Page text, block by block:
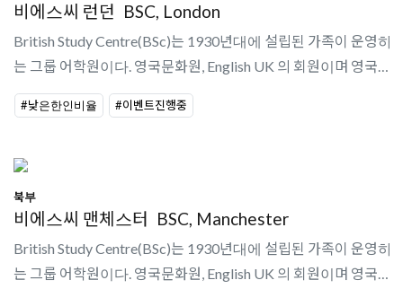
비에스씨 런던 BSC, London
British Study Centre(BSc)는 1930년대에 설립된 가족이 운영하
는 그룹 어학원이다. 영국문화원, English UK 의 회원이며 영국에
5개의 센터를 가지고 있다.영국 내 센터: 런던, 맨체스터, 요크, 브
라이튼, 에딘버러..
#낮은한인비율 #이벤트진행중
북부
비에스씨 맨체스터 BSC, Manchester
British Study Centre(BSc)는 1930년대에 설립된 가족이 운영하
는 그룹 어학원이다. 영국문화원, English UK 의 회원이며 영국에